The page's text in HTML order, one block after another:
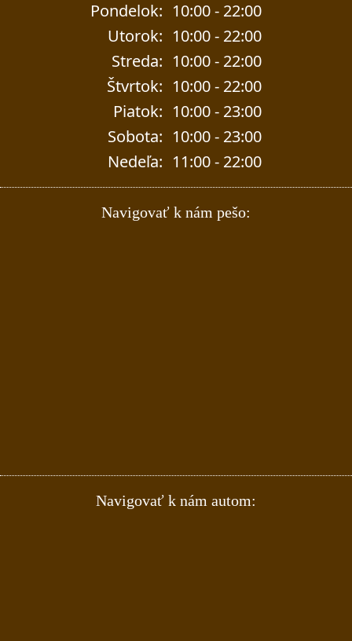
Pondelok: 10:00 - 22:00
Utorok: 10:00 - 22:00
Streda: 10:00 - 22:00
Štvrtok: 10:00 - 22:00
Piatok: 10:00 - 23:00
Sobota: 10:00 - 23:00
Nedeľa: 11:00 - 22:00
Navigovať k nám pešo:
Navigovať k nám autom: